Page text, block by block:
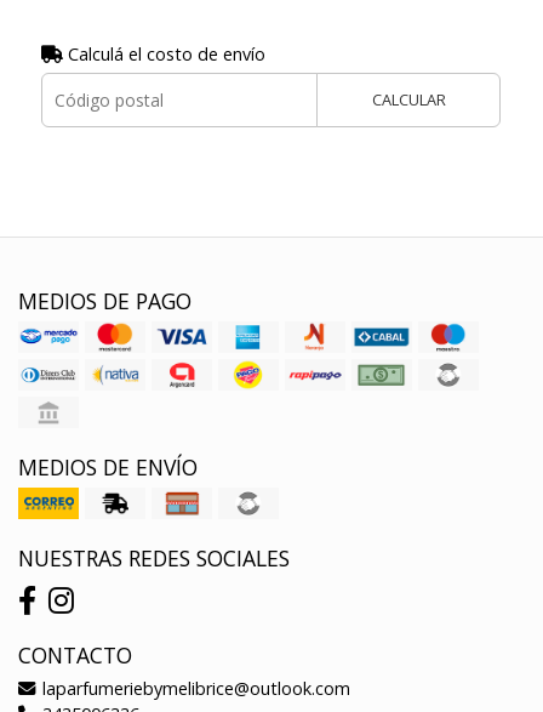
Calculá el costo de envío
CALCULAR
MEDIOS DE PAGO
MEDIOS DE ENVÍO
NUESTRAS REDES SOCIALES
CONTACTO
laparfumeriebymelibrice@outlook.com